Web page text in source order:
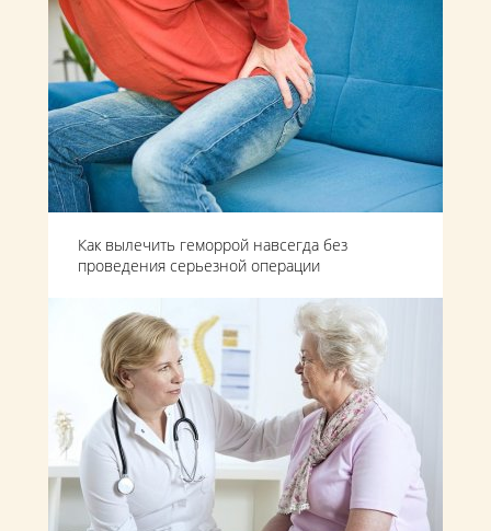
Как вылечить геморрой навсегда без
проведения серьезной операции